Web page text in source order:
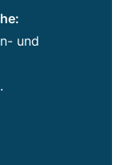
und